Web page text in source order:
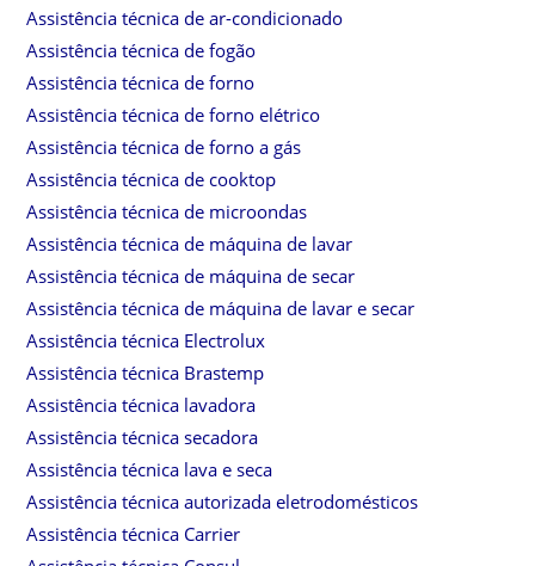
Assistência técnica de ar-condicionado
Assistência técnica de fogão
Assistência técnica de forno
Assistência técnica de forno elétrico
Assistência técnica de forno a gás
Assistência técnica de cooktop
Assistência técnica de microondas
Assistência técnica de máquina de lavar
Assistência técnica de máquina de secar
Assistência técnica de máquina de lavar e secar
Assistência técnica Electrolux
Assistência técnica Brastemp
Assistência técnica lavadora
Assistência técnica secadora
Assistência técnica lava e seca
Assistência técnica autorizada eletrodomésticos
Assistência técnica Carrier